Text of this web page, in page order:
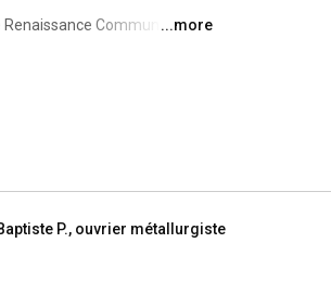
Communiste en
...more
P., ouvrier métallurgiste